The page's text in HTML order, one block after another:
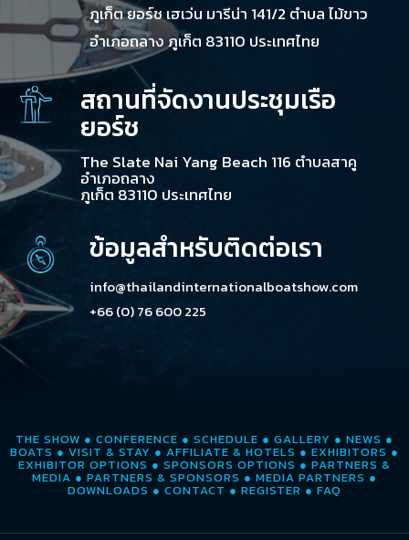
ภูเก็ต ยอร์ช เฮเว่น มารีน่า 141/2 ตำบล ไม้ขาว
อำเภอถลาง ภูเก็ต 83110 ประเทศไทย
สถานที่จัดงานประชุมเรือ
ยอร์ช
The Slate Nai Yang Beach 116 ตำบลสาคู
อำเภอถลาง
ภูเก็ต 83110 ประเทศไทย
ข้อมูลสำหรับติดต่อเรา
info@thailandinternationalboatshow.com
+66 (0) 76 600 225
THE SHOW ● CONFERENCE ● SCHEDULE ● GALLERY ● NEWS ●
BOATS ● VISIT & STAY ● AFFILIATE & HOTELS ● EXHIBITORS ●
EXHIBITOR OPTIONS ● SPONSORS OPTIONS ● PARTNERS &
MEDIA ● PARTNERS & SPONSORS ● MEDIA PARTNERS ●
DOWNLOADS ● CONTACT ● REGISTER ● FAQ